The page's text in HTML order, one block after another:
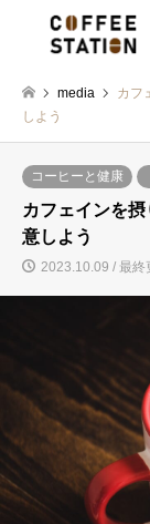
media
カフ
しよう
コーヒーと健康
カフェインを
意しよう
2023.10.09 / 最